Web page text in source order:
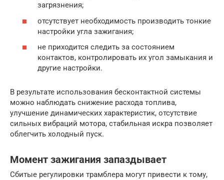
загрязнения;
отсутствует необходимость производить тонкие
настройки угла зажигания;
не приходится следить за состоянием
контактов, контролировать их угол замыкания и
другие настройки.
В результате использования бесконтактной системы
можно наблюдать снижение расхода топлива,
улучшение динамических характеристик, отсутствие
сильных вибраций мотора, стабильная искра позволяет
облегчить холодный пуск.
Момент зажигания запаздывает
Сбитые регулировки трамблера могут привести к тому,